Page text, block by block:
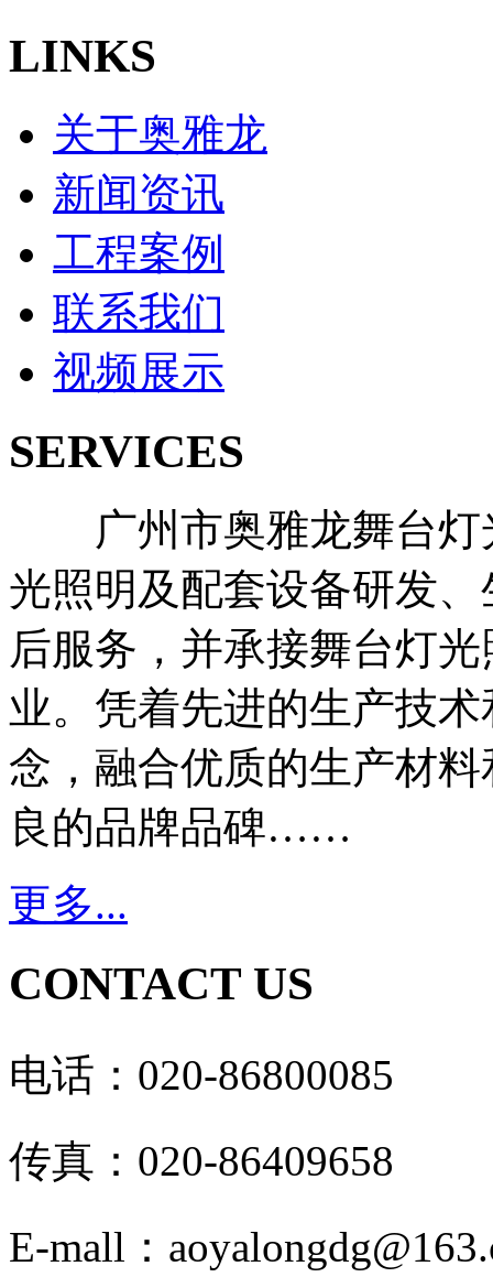
LINKS
关于奥雅龙
新闻资讯
工程案例
联系我们
视频展示
SERVICES
广州市奥雅龙舞台
光照明及配套设备研发
后服务，并承接舞台灯
业。凭着先进的生产技
念，融合优质的生产材
良的品牌品碑……
更多...
CONTACT US
电话：020-86800085
传真：020-86409658
E-mall：